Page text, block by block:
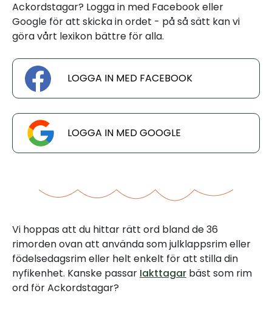
Ackordstagar? Logga in med Facebook eller
Google för att skicka in ordet - på så sätt kan vi
göra vårt lexikon bättre för alla.
LOGGA IN MED FACEBOOK
LOGGA IN MED GOOGLE
Vi hoppas att du hittar rätt ord bland de 36
rimorden ovan att använda som julklappsrim eller
födelsedagsrim eller helt enkelt för att stilla din
nyfikenhet. Kanske passar Iakttagar bäst som rim
ord för Ackordstagar?